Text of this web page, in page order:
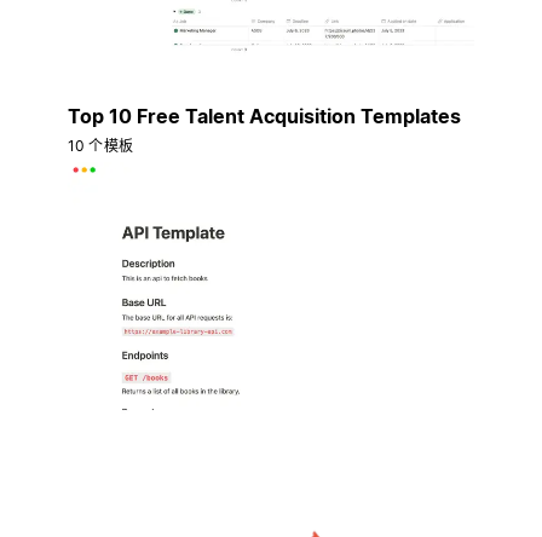
Top 10 Free Talent Acquisition Templates
10 个模板